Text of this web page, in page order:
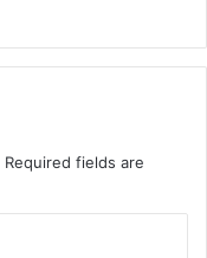
Required fields are